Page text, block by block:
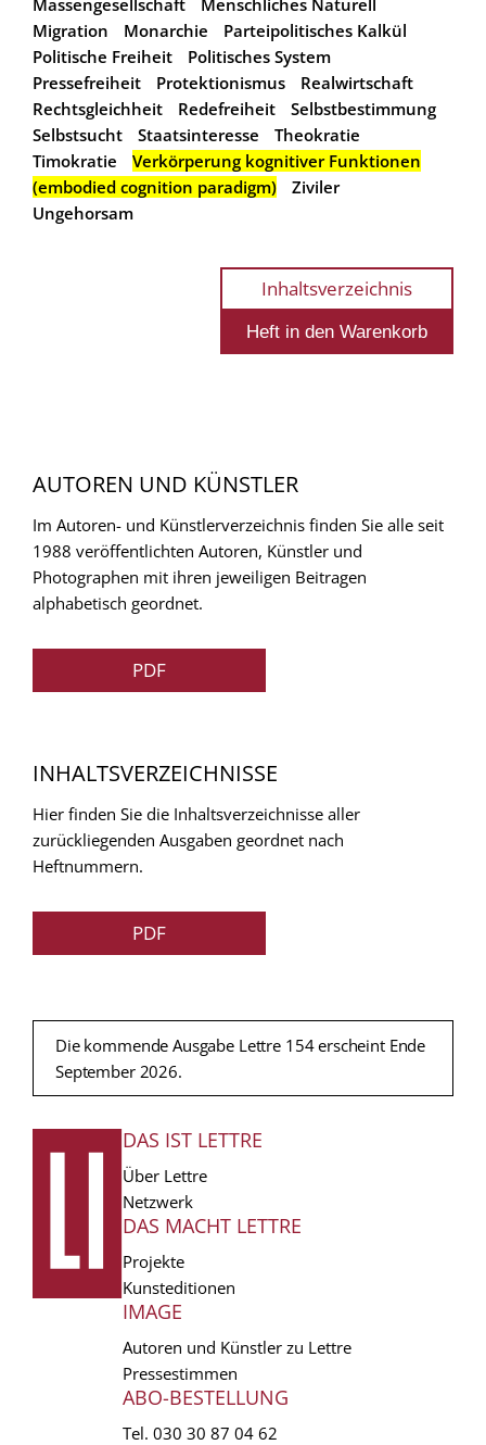
Migration
Monarchie
Parteipolitisches Kalkül
Politische Freiheit
Politisches System
Pressefreiheit
Protektionismus
Realwirtschaft
Rechtsgleichheit
Redefreiheit
Selbstbestimmung
Selbstsucht
Staatsinteresse
Theokratie
Timokratie
Verkörperung kognitiver Funktionen
(embodied cognition paradigm)
Ziviler
Ungehorsam
Inhaltsverzeichnis
AUTOREN UND KÜNSTLER
Im Autoren- und Künstlerverzeichnis finden Sie alle seit
1988 veröffentlichten Autoren, Künstler und
Photographen mit ihren jeweiligen Beitragen
alphabetisch geordnet.
PDF
INHALTSVERZEICHNISSE
Hier finden Sie die Inhaltsverzeichnisse aller
zurückliegenden Ausgaben geordnet nach
Heftnummern.
PDF
Die kommende Ausgabe Lettre 154 erscheint Ende
September 2026.
FUSSZEILE
DAS IST LETTRE
Über Lettre
Netzwerk
DAS MACHT LETTRE
Projekte
Kunsteditionen
IMAGE
Autoren und Künstler zu Lettre
Pressestimmen
ABO-BESTELLUNG
Tel. 030 30 87 04 62